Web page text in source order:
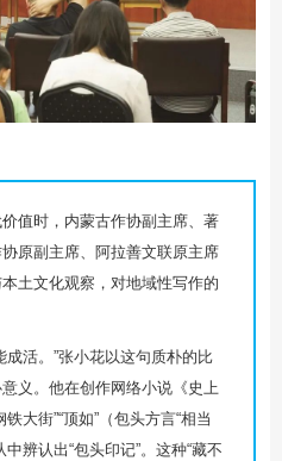
值时，内蒙古作协副主席、著
原副主席、阿拉善文联原主席
土文化观察，对地域性写作的
成活。”张小花以这句质朴的比
义。他在创作网络小说《史上
大街”“顶如”（包头方言“相当
辨认出“包头印记”。这种“藏不